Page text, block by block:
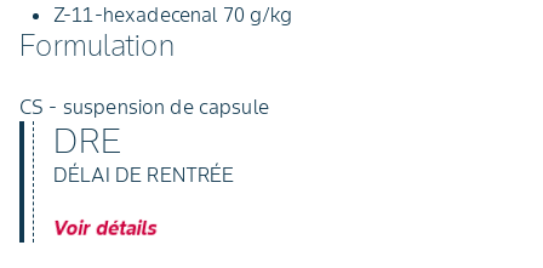
Z-11-hexadecenal 70 g/kg
Formulation
CS - suspension de capsule
DRE
DÉLAI DE RENTRÉE
Voir détails